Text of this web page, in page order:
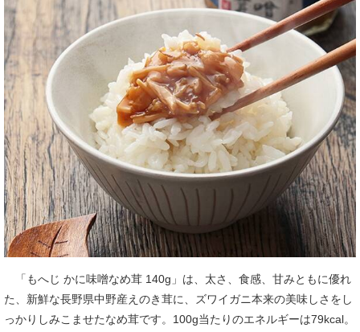
「もへじ かに味噌なめ茸 140g」は、太さ、食感、甘みともに優れ
た、新鮮な長野県中野産えのき茸に、ズワイガニ本来の美味しさをし
っかりしみこませたなめ茸です。100g当たりのエネルギーは79kcal。